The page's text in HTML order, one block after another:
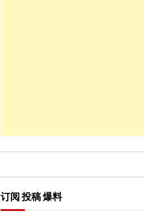
订阅 投稿 爆料